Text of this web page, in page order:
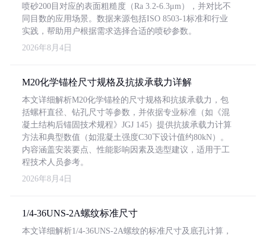
喷砂200目对应的表面粗糙度（Ra 3.2-6.3μm），并对比不
同目数的应用场景。数据来源包括ISO 8503-1标准和行业
实践，帮助用户根据需求选择合适的喷砂参数。
2026年8月4日
M20化学锚栓尺寸规格及抗拔承载力详解
本文详细解析M20化学锚栓的尺寸规格和抗拔承载力，包
括螺杆直径、钻孔尺寸等参数，并依据专业标准（如《混
凝土结构后锚固技术规程》JGJ 145）提供抗拔承载力计算
方法和典型数值（如混凝土强度C30下设计值约80kN）。
内容涵盖安装要点、性能影响因素及选型建议，适用于工
程技术人员参考。
2026年8月4日
1/4-36UNS-2A螺纹标准尺寸
本文详细解析1/4-36UNS-2A螺纹的标准尺寸及底孔计算，